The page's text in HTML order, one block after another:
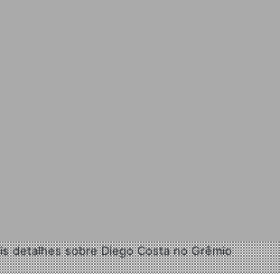
detalhes sobre Diego Costa no Grêmio